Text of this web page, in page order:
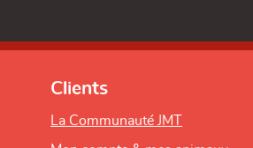
Clients
La Communauté JMT